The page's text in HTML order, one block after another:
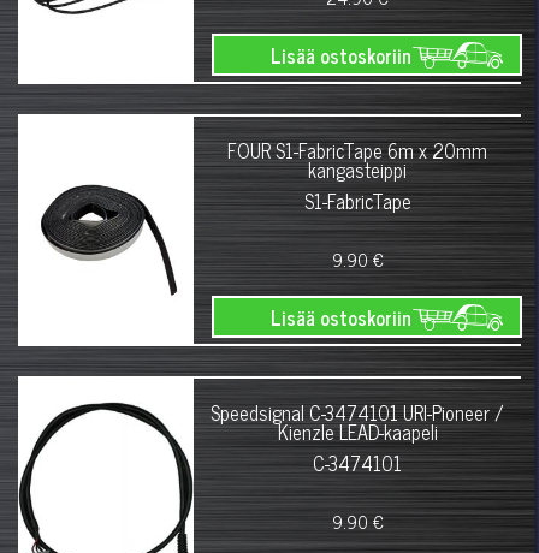
Lisää ostoskoriin
FOUR S1-FabricTape 6m x 20mm
kangasteippi
S1-FabricTape
9.90 €
Lisää ostoskoriin
Speedsignal C-3474101 URI-Pioneer /
Kienzle LEAD-kaapeli
C-3474101
9.90 €